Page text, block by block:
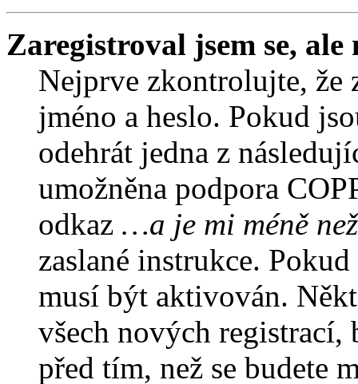
Zaregistroval jsem se,
Nejprve zkontrolujte, že
jméno a heslo. Pokud
odehrát jedna z
umožněna podpora
odkaz …a je mi méně
zaslané instrukce.
musí být aktivován.
všech nových
před tím, než se budete